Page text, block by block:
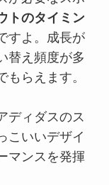
トのタイミン
すよ。成長が
替え頻度が多
もらえます。
ディダスのス
こいいデザイ
マンスを発揮